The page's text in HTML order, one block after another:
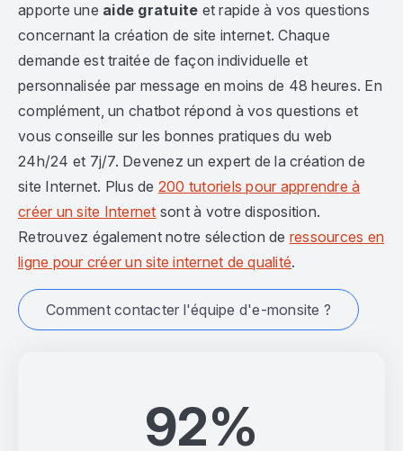
92%
apporte une aide gratuite et rapide à vos questions
concernant la création de site internet. Chaque
demande est traitée de façon individuelle et
personnalisée par message en moins de 48 heures. En
complément, un chatbot répond à vos questions et
vous conseille sur les bonnes pratiques du web
24h/24 et 7j/7. Devenez un expert de la création de
site Internet. Plus de 200 tutoriels pour apprendre à
créer un site Internet sont à votre disposition.
Retrouvez également notre sélection de ressources en
ligne pour créer un site internet de qualité.
Comment contacter l'équipe d'e-monsite ?